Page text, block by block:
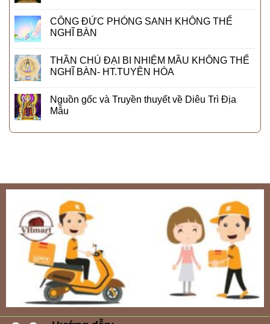
CÔNG ĐỨC PHÓNG SANH KHÔNG THỂ
NGHĨ BÀN
THẦN CHÚ ĐẠI BI NHIỆM MẦU KHÔNG THỂ
NGHĨ BÀN- HT.TUYÊN HÓA
Nguồn gốc và Truyền thuyết về Diêu Trì Địa
Mẫu